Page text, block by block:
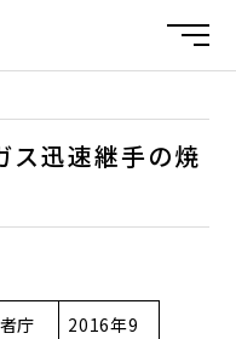
ス迅速継手の焼
庁
2016年9